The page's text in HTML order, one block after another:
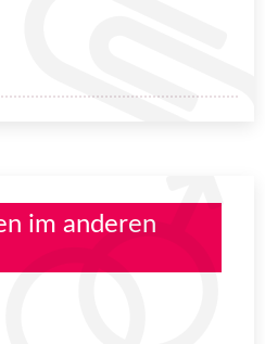
im anderen